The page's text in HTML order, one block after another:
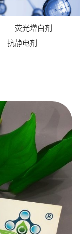
荧光增白剂
抗静电剂